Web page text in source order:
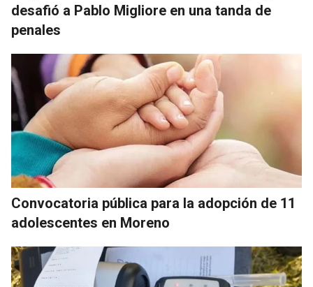
desafió a Pablo Migliore en una tanda de
penales
Convocatoria pública para la adopción de 11
adolescentes en Moreno